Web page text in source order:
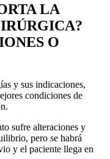
LA
O
y sus indicaciones,
condiciones de
sufre alteraciones y
pero se habrá
y el paciente llega en